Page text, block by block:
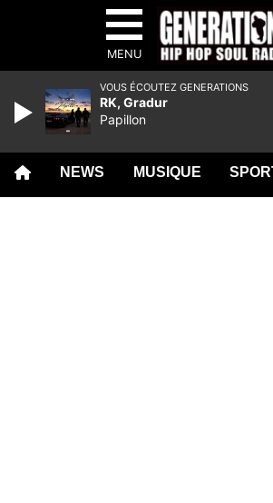
MENU
NEWS MUSIQUE
VOUS ÉCOUTEZ GENERATIONS
RK, Gradur
Papillon